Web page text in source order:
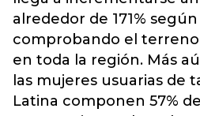
alrededor de 171%
comprobando el
en toda la región. Más
las mujeres usuarias de
Latina componen 57%